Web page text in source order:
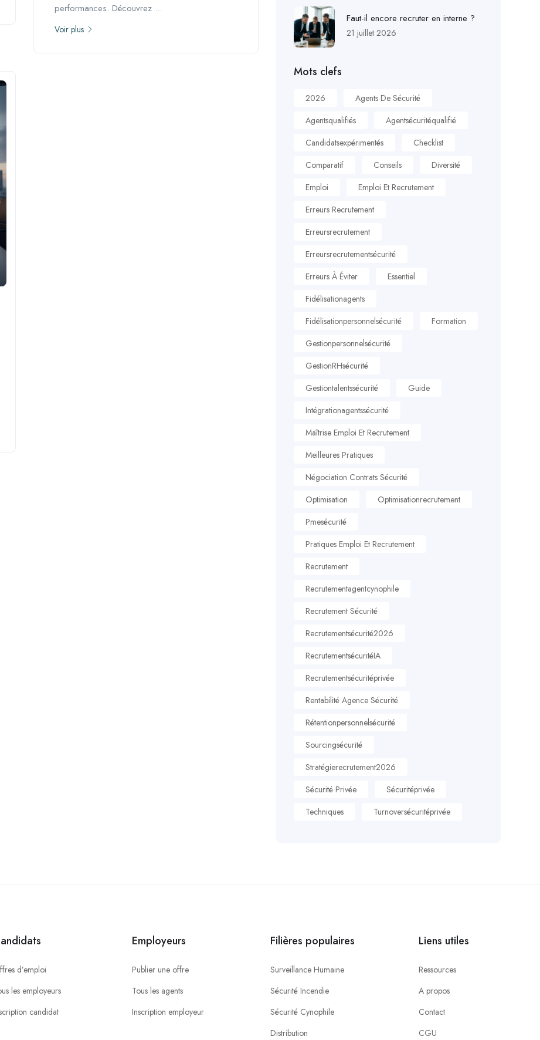
performances. Découvrez ...
Voir plus
Faut-il encore recruter en interne ?
21 juillet 2026
Mots clefs
2026
Agents De Sécurité
Agentsqualifiés
Agentsécuritéqualifié
Candidatsexpérimentés
Checklist
Comparatif
Conseils
Diversité
Emploi
Emploi Et Recrutement
Erreurs Recrutement
Erreursrecrutement
Erreursrecrutementsécurité
Erreurs À Éviter
Essentiel
Fidélisationagents
Fidélisationpersonnelsécurité
Formation
Gestionpersonnelsécurité
GestionRHsécurité
Gestiontalentssécurité
Guide
Intégrationagentssécurité
Maîtrise Emploi Et Recrutement
Meilleures Pratiques
Négociation Contrats Sécurité
Optimisation
Optimisationrecrutement
Pmesécurité
Pratiques Emploi Et Recrutement
Recrutement
Recrutementagentcynophile
Recrutement Sécurité
Recrutementsécurité2026
RecrutementsécuritéIA
Recrutementsécuritéprivée
Rentabilité Agence Sécurité
Rétentionpersonnelsécurité
Sourcingsécurité
Stratégierecrutement2026
Sécurité Privée
Sécuritéprivée
Techniques
Turnoversécuritéprivée
d’emploi
les employeurs
candidat
Employeurs
Publier une offre
Tous les agents
Inscription employeur
Filières populaires
Surveillance Humaine
Sécurité Incendie
Sécurité Cynophile
Distribution
Liens utiles
Ressources
A propos
Contact
CGU